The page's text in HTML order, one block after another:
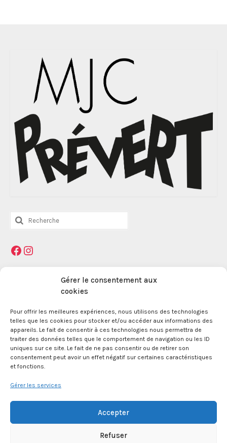
Gérer le consentement aux
cookies
Pour offrir les meilleures expériences, nous utilisons des technologies
telles que les cookies pour stocker et/ou accéder aux informations des
appareils. Le fait de consentir à ces technologies nous permettra de
traiter des données telles que le comportement de navigation ou les ID
uniques sur ce site. Le fait de ne pas consentir ou de retirer son
consentement peut avoir un effet négatif sur certaines caractéristiques
et fonctions.
Gérer les services
Accepter
Refuser
Rechercher
:
Facebook
Instagram
Mentions légales
La Maison des Jeunes et de la Culture Jacques
Prévert est une association enregistrée le 09
décembre 1959 auprès de la Préfecture des Bouches
du Rhône.
Provence.
SIRET 381 083 880 00017